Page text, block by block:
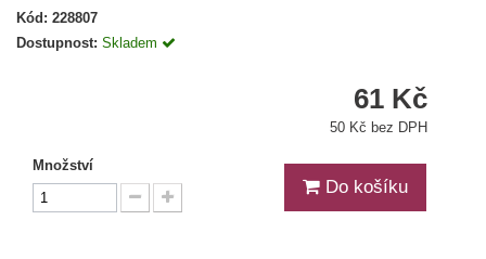
Kód: 228807
Dostupnost: Skladem
61 Kč
50 Kč bez DPH
Množství
Do košíku